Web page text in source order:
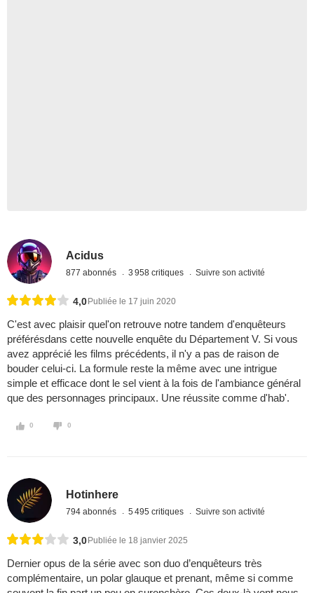
Acidus
877 abonnés 3 958 critiques Suivre son activité
4,0 Publiée le 17 juin 2020
C'est avec plaisir quel'on retrouve notre tandem d'enquêteurs
préférésdans cette nouvelle enquête du Département V. Si vous
avez apprécié les films précédents, il n'y a pas de raison de
bouder celui-ci. La formule reste la même avec une intrigue
simple et efficace dont le sel vient à la fois de l'ambiance général
que des personnages principaux. Une réussite comme d'hab'.
0 0
Hotinhere
794 abonnés 5 495 critiques Suivre son activité
3,0 Publiée le 18 janvier 2025
Dernier opus de la série avec son duo d’enquêteurs très
complémentaire, un polar glauque et prenant, même si comme